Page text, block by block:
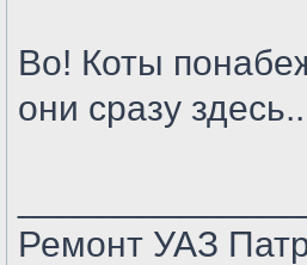
Во! Коты
они сразу
Ремонт УАЗ